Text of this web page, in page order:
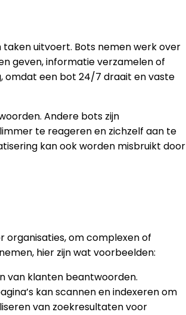
uitvoert. Bots nemen werk over
geven, informatie verzamelen of
omdat een bot 24/7 draait en vaste
Andere bots zijn
te reageren en zichzelf aan te
kan ook worden misbruikt door
organisaties, om complexen of
hier zijn wat voorbeelden:
van klanten beantwoorden.
kan scannen en indexeren om
van zoekresultaten voor